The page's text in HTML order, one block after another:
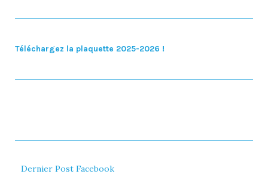
Téléchargez la plaquette 2025-2026 !
Dernier Post Facebook